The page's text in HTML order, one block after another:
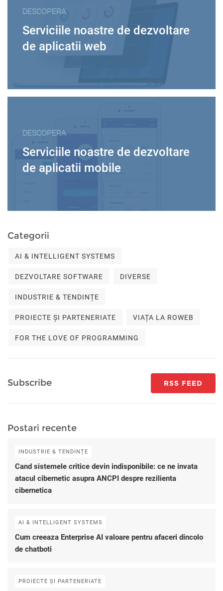
DESCOPERA
Serviciile noastre de dezvoltare
de aplicatii web
DESCOPERA
Serviciile noastre de dezvoltare
de aplicatii mobile
Categorii
AI & INTELLIGENT SYSTEMS
DEZVOLTARE SOFTWARE DIVERSE
INDUSTRIE & TENDINȚE
PROIECTE ȘI PARTENERIATE VIAȚA LA ROWEB
FOR THE LOVE OF PROGRAMMING
Subscribe RSS FEED
Postari recente
INDUSTRIE & TENDINȚE
Cand sistemele critice devin indisponibile: ce ne invata
atacul cibernetic asupra ANCPI despre rezilienta
cibernetica
AI & INTELLIGENT SYSTEMS
Cum creeaza Enterprise AI valoare pentru afaceri dincolo
de chatboti
PROIECTE ȘI PARTENERIATE